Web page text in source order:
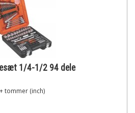
1/4-1/2 94 dele
tommer (inch)